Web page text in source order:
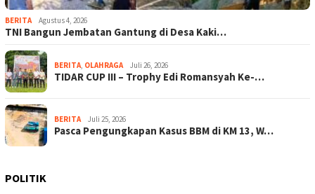
BERITA Agustus 4, 2026
TNI Bangun Jembatan Gantung di Desa Kaki…
BERITA, OLAHRAGA Juli 26, 2026
TIDAR CUP III – Trophy Edi Romansyah Ke-…
BERITA Juli 25, 2026
Pasca Pengungkapan Kasus BBM di KM 13, W…
POLITIK